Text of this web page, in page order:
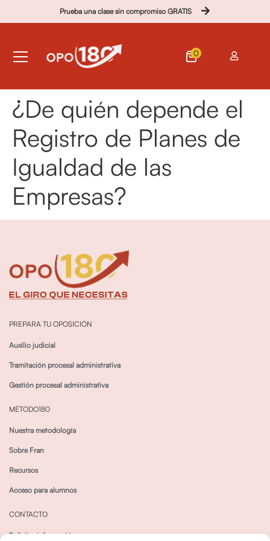
Prueba una clase sin compromiso GRATIS
0
¿De quién depende el
Registro de Planes de
Igualdad de las
Empresas?
PREPARA TU OPOSICIÓN
Auxilio judicial
Tramitación procesal administrativa
Gestión procesal administrativa
MÉTODO180
Nuestra metodología
Sobre Fran
Recursos
Acceso para alumnos
CONTACTO
Solicitar información